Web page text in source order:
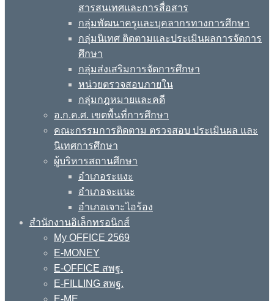
สารสนเทศและการสื่อสาร
กลุ่มพัฒนาครูและบุคลากรทางการศึกษา
กลุ่มนิเทศ ติดตามและประเมินผลการจัดการ
ศึกษา
กลุ่มส่งเสริมการจัดการศึกษา
หน่วยตรวจสอบภายใน
กลุ่มกฎหมายและคดี
อ.ก.ค.ศ. เขตพื้นที่การศึกษา
คณะกรรมการติดตาม ตรวจสอบ ประเมินผล และ
นิเทศการศึกษา
ผู้บริหารสถานศึกษา
อำเภอระแงะ
อำเภอจะแนะ
อำเภอเจาะไอร้อง
สำนักงานอิเล็กทรอนิกส์
My OFFICE 2569
E-MONEY
E-OFFICE สพฐ.
E-FILLING สพฐ.
E-ME